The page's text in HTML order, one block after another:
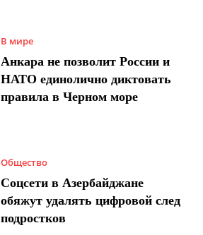
В мире
Анкара не позволит России и
НАТО единолично диктовать
правила в Черном море
Общество
Соцсети в Азербайджане
обяжут удалять цифровой след
подростков